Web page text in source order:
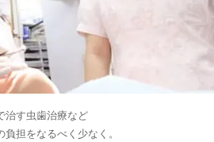
治す虫歯治療など
負担をなるべく少なく。